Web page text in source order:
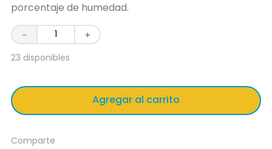
porcentaje de humedad.
＋
－
23 disponibles
Agregar al carrito
Comparte